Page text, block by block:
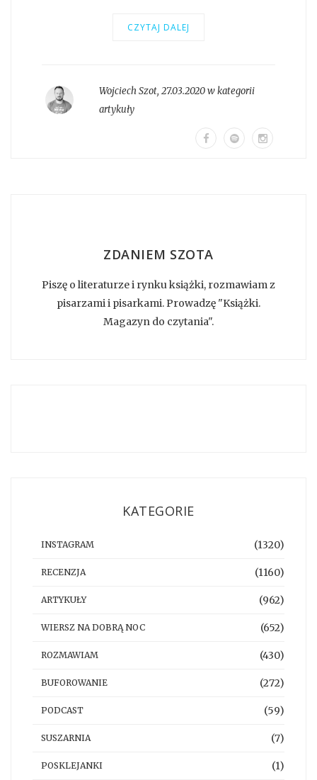
CZYTAJ DALEJ
Wojciech Szot, 27.03.2020 w kategorii
artykuły
ZDANIEM SZOTA
Piszę o literaturze i rynku książki, rozmawiam z
pisarzami i pisarkami. Prowadzę "Książki.
Magazyn do czytania".
KATEGORIE
INSTAGRAM (1320)
RECENZJA (1160)
ARTYKUŁY (962)
WIERSZ NA DOBRĄ NOC (652)
ROZMAWIAM (430)
BUFOROWANIE (272)
PODCAST (59)
SUSZARNIA (7)
POSKLEJANKI (1)